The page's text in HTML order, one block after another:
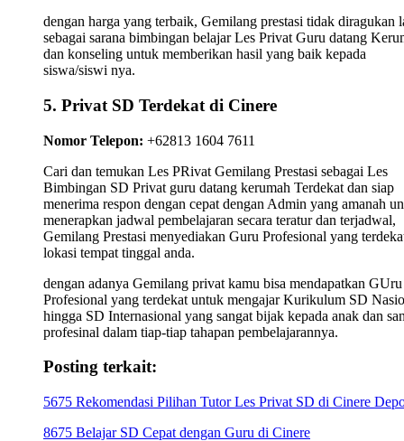
dengan harga yang terbaik, Gemilang prestasi tidak diragukan
sebagai sarana bimbingan belajar Les Privat Guru datang
dan konseling untuk memberikan hasil yang baik kepada
siswa/siswi nya.
5. Privat SD Terdekat di Cinere
Nomor Telepon: +62813 1604 7611
Cari dan temukan Les PRivat Gemilang Prestasi sebagai Les
Bimbingan SD Privat guru datang kerumah Terdekat dan siap
menerima respon dengan cepat dengan Admin yang amanah
menerapkan jadwal pembelajaran secara teratur dan terjadwal,
Gemilang Prestasi menyediakan Guru Profesional yang
lokasi tempat tinggal anda.
dengan adanya Gemilang privat kamu bisa mendapatkan GUru
Profesional yang terdekat untuk mengajar Kurikulum SD
hingga SD Internasional yang sangat bijak kepada anak dan
profesinal dalam tiap-tiap tahapan pembelajarannya.
Posting terkait:
5675 Rekomendasi Pilihan Tutor Les Privat SD di Cinere
8675 Belajar SD Cepat dengan Guru di Cinere